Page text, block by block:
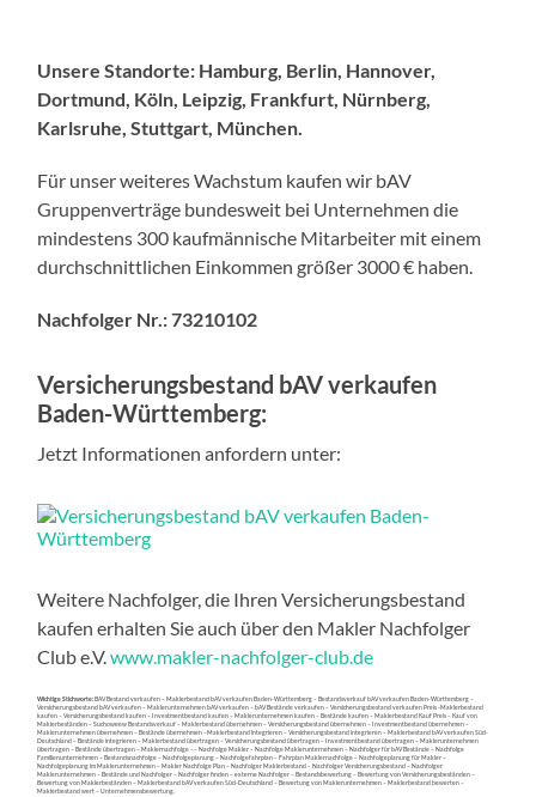
Unsere Standorte: Hamburg, Berlin, Hannover,
Dortmund, Köln, Leipzig, Frankfurt, Nürnberg,
Karlsruhe, Stuttgart, München.
Für unser weiteres Wachstum kaufen wir bAV
Gruppenverträge bundesweit bei Unternehmen die
mindestens 300 kaufmännische Mitarbeiter mit einem
durchschnittlichen Einkommen größer 3000 € haben.
Nachfolger Nr.:73210102
Versicherungsbestand bAV verkaufen
Baden-Württemberg:
Jetzt Informationen anfordern unter:
Weitere Nachfolger, die Ihren Versicherungsbestand
kaufen erhalten Sie auch über den Makler Nachfolger
Club e.V.www.makler-nachfolger-club.de
Wichtige Stichworte:BAV Bestand verkaufen – Maklerbestand bAV verkaufen Baden-Württemberg – Bestandsverkauf bAV verkaufen Baden-Württemberg –
Versicherungsbestand bAV verkaufen – Maklerunternehmen bAV verkaufen – bAV Bestände verkaufen – Versicherungsbestand verkaufen Preis -Maklerbestand
kaufen – Versicherungsbestand kaufen – Investmentbestand kaufen – Maklerunternehmen kaufen – Bestände kaufen – Maklerbestand Kauf Preis – Kauf von
Maklerbeständen – Suchoweew Bestandsverkauf – Maklerbestand übernehmen – Versicherungsbestand übernehmen – Investmentbestand übernehmen –
Maklerunternehmen übernehmen – Bestände übernehmen –Maklerbestand integrieren – Versicherungsbestand integrieren – Maklerbestand bAV verkaufen Süd-
Deutschland – Bestände integrieren – Maklerbestand übertragen – Versicherungsbestand übertragen – Investmentbestand übertragen – Maklerunternehmen
übertragen – Bestände übertragen – Maklernachfolge –– Nachfolge Makler – Nachfolge Maklerunternehmen – Nachfolger für bAV Bestände – Nachfolge
Familienunternehmen – Bestandsnachfolge – Nachfolgeplanung – Nachfolgefahrplan – Fahrplan Maklernachfolge – Nachfolgeplanung für Makler –
Nachfolgeplanung im Maklerunternehmen – Makler Nachfolge Plan – Nachfolger Maklerbestand – Nachfolger Versicherungsbestand – Nachfolger
Maklerunternehmen – Bestände und Nachfolger – Nachfolger finden – externe Nachfolger – Bestandsbewertung – Bewertung von Versicherungsbeständen –
Bewertung von Maklerbeständen – Maklerbestand bAV verkaufen Süd-Deutschland – Bewertung von Maklerunternehmen – Maklerbestand bewerten –
Maklerbestand wert – Unternehmensbewertung.